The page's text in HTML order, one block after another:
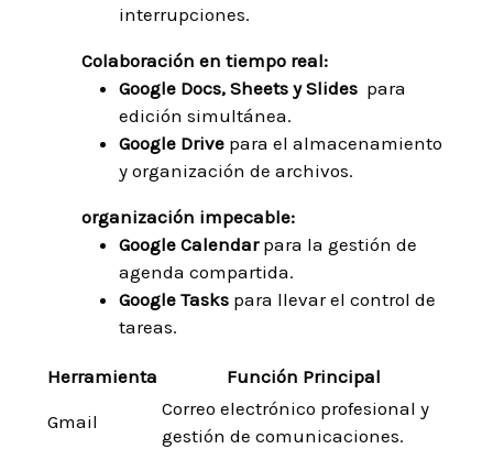
interrupciones.
Colaboración en tiempo real:
Google⁣ Docs, Sheets y Slides ‍ para
edición‍ simultánea.
Google Drive para el ⁤almacenamiento
y organización de ⁢archivos.
organización impecable:
Google Calendar​para la gestión de
agenda ​compartida.
Google Tasks para llevar el ‌control de
tareas.
Herramienta Función Principal
Gmail
Correo electrónico profesional y
gestión de comunicaciones.